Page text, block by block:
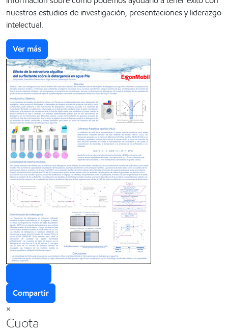
nuestros estudios de investigación, presentaciones y liderazgo
intelectual.
Ver más
Compartir
×
Cuota